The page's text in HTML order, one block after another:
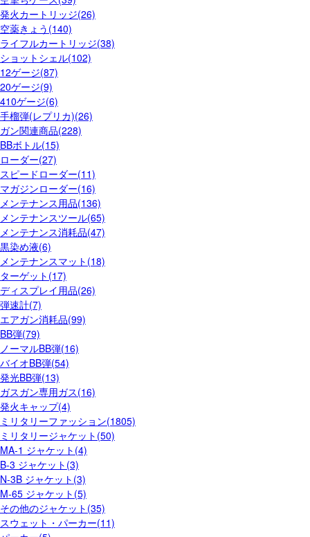
発火カートリッジ(26)
空薬きょう(140)
ライフルカートリッジ(38)
ショットシェル(102)
12ゲージ(87)
20ゲージ(9)
410ゲージ(6)
手榴弾(レプリカ)(26)
ガン関連商品(228)
BBボトル(15)
ローダー(27)
スピードローダー(11)
マガジンローダー(16)
メンテナンス用品(136)
メンテナンスツール(65)
メンテナンス消耗品(47)
黒染め液(6)
メンテナンスマット(18)
ターゲット(17)
ディスプレイ用品(26)
弾速計(7)
エアガン消耗品(99)
BB弾(79)
ノーマルBB弾(16)
バイオBB弾(54)
発光BB弾(13)
ガスガン専用ガス(16)
発火キャップ(4)
ミリタリーファッション(1805)
ミリタリージャケット(50)
MA-1 ジャケット(4)
B-3 ジャケット(3)
N-3B ジャケット(3)
M-65 ジャケット(5)
その他のジャケット(35)
スウェット・パーカー(11)